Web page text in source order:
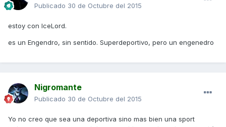
Publicado 30 de Octubre del 2015
estoy con IceLord.
es un Engendro, sin sentido. Superdeportivo, pero un engenedro
Nigromante
Publicado 30 de Octubre del 2015
Yo no creo que sea una deportiva sino mas bien una sport